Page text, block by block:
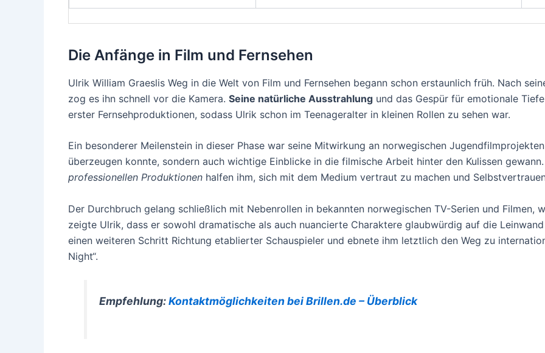
Die Anfänge in Film und Fernsehen
Ulrik William Graeslis Weg in die Welt von Film und Fernsehen begann schon erstaunlich früh. Nach
zog es ihn schnell vor die Kamera. Seine natürliche Ausstrahlung und das Gespür für emotionale
erster Fernsehproduktionen, sodass Ulrik schon im Teenageralter in kleinen Rollen zu sehen war.
Ein besonderer Meilenstein in dieser Phase war seine Mitwirkung an norwegischen
überzeugen konnte, sondern auch wichtige Einblicke in die filmische Arbeit hinter den Kulissen
professionellen Produktionen halfen ihm, sich mit dem Medium vertraut zu machen und
Der Durchbruch gelang schließlich mit Nebenrollen in bekannten norwegischen TV-Serien und Filmen,
zeigte Ulrik, dass er sowohl dramatische als auch nuancierte Charaktere glaubwürdig auf die
einen weiteren Schritt Richtung etablierter Schauspieler und ebnete ihm letztlich den Weg zu
Night“.
Empfehlung:Kontaktmöglichkeiten bei Brillen.de – Überblick